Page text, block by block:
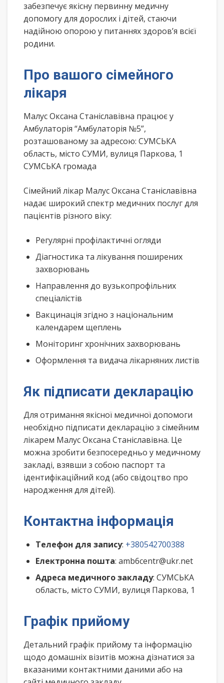
забезпечує якісну первинну медичну
допомогу для дорослих і дітей, стаючи
надійною опорою у питаннях здоров’я всієї
родини.
Про вашого сімейного
лікаря
Малус Оксана Станіславівна працює у
Амбулаторія “Амбулаторія №5”,
розташованому за адресою: СУМСЬКА
область, місто СУМИ, вулиця Паркова, 1
СУМСЬКА громада
Сімейний лікар Малус Оксана Станіславівна
надає широкий спектр медичних послуг для
пацієнтів різного віку:
Регулярні профілактичні огляди
Діагностика та лікування поширених
захворювань
Направлення до вузькопрофільних
спеціалістів
Вакцинація згідно з національним
календарем щеплень
Моніторинг хронічних захворювань
Оформлення та видача лікарняних листів
Як підписати декларацію
Для отримання якісної медичної допомоги
необхідно підписати декларацію з сімейним
лікарем Малус Оксана Станіславівна. Це
можна зробити безпосередньо у медичному
закладі, взявши з собою паспорт та
ідентифікаційний код (або свідоцтво про
народження для дітей).
Контактна інформація
Телефон для запису: +380542700388
Електронна пошта: amb6centr@ukr.net
Адреса медичного закладу: СУМСЬКА
область, місто СУМИ, вулиця Паркова, 1
Графік прийому
Детальний графік прийому та інформацію
щодо домашніх візитів можна дізнатися за
вказаними контактними даними або на